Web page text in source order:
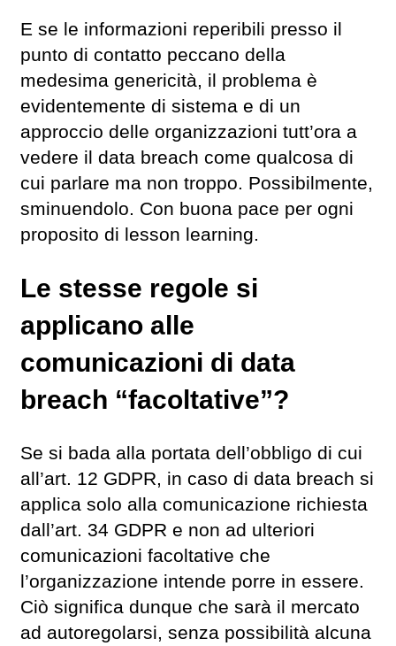
E se le informazioni reperibili presso il
punto di contatto peccano della
medesima genericità, il problema è
evidentemente di sistema e di un
approccio delle organizzazioni tutt’ora a
vedere il data breach come qualcosa di
cui parlare ma non troppo. Possibilmente,
sminuendolo. Con buona pace per ogni
proposito di lesson learning.
Le stesse regole si
applicano alle
comunicazioni di data
breach “facoltative”?
Se si bada alla portata dell’obbligo di cui
all’art. 12 GDPR, in caso di data breach si
applica solo alla comunicazione richiesta
dall’art. 34 GDPR e non ad ulteriori
comunicazioni facoltative che
l’organizzazione intende porre in essere.
Ciò significa dunque che sarà il mercato
ad autoregolarsi, senza possibilità alcuna